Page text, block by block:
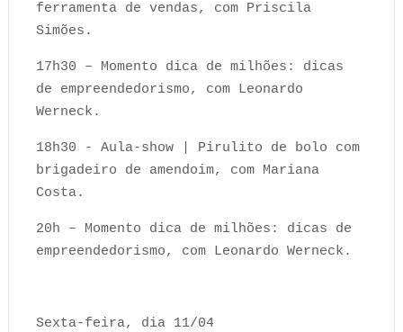
ferramenta de vendas, com Priscila
Simões.
17h30 – Momento dica de milhões: dicas
de empreendedorismo, com Leonardo
Werneck.
18h30 - Aula-show | Pirulito de bolo com
brigadeiro de amendoim, com Mariana
Costa.
20h – Momento dica de milhões: dicas de
empreendedorismo, com Leonardo Werneck.
Sexta-feira, dia 11/04